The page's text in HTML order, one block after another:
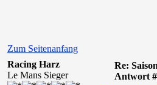
Zum Seitenanfang
Racing Harz
Le Mans Sieger
Re:
Antwort